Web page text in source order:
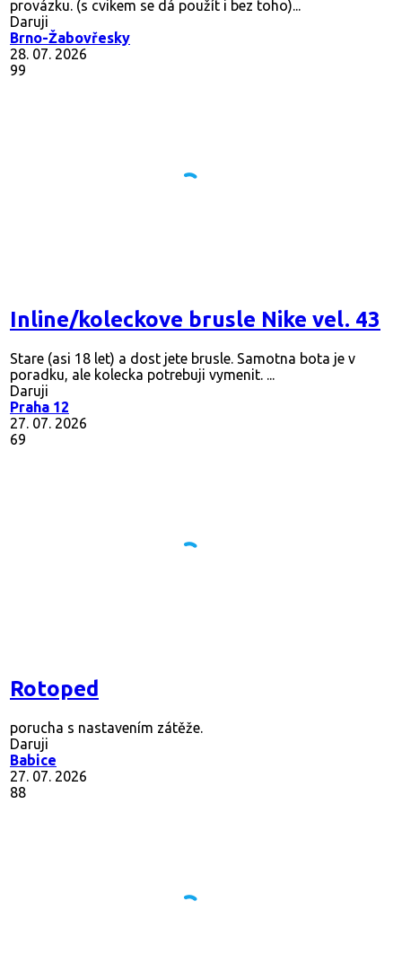
provázku. (s cvikem se dá použít i bez toho)...
Daruji
Brno-Žabovřesky
28. 07. 2026
99
Inline/koleckove brusle Nike vel. 43
Stare (asi 18 let) a dost jete brusle. Samotna bota je v
poradku, ale kolecka potrebuji vymenit. ...
Daruji
Praha 12
27. 07. 2026
69
Rotoped
porucha s nastavením zátěže.
Daruji
Babice
27. 07. 2026
88